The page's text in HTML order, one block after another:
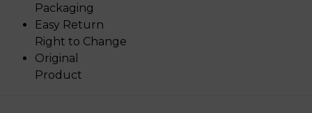
Packaging
Easy Return
Right to Change
Original
Product